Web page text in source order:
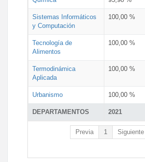
DEPARTAMENTOS 2021
Sistemas Informáticos
y Computación
100,00 %
Tecnología de
Alimentos
100,00 %
Termodinámica
Aplicada
100,00 %
Urbanismo 100,00 %
Previa 1 Siguiente